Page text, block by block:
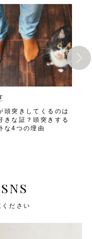
頭突きしてくるのは
きな証？頭突きする
な4つの理由
ださい